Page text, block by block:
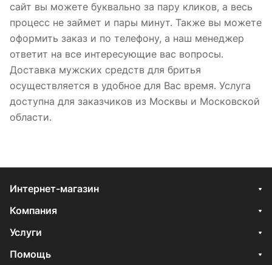
сайт вы можете буквально за пару кликов, а весь
процесс не займет и пары минут. Также вы можете
оформить заказ и по телефону, а наш менеджер
ответит на все интересующие вас вопросы.
Доставка мужских средств для бритья
осуществляется в удобное для Вас время. Услуга
доступна для заказчиков из Москвы и Московской
области.
Интернет-магазин
Компания
Услуги
Помощь